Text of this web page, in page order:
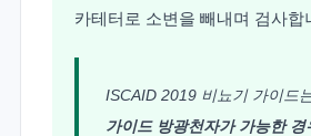
카테터로 소변을 빼내며 검사합
ISCAID 2019 비뇨기 가이드
가이드 방광천자가 가능한 경